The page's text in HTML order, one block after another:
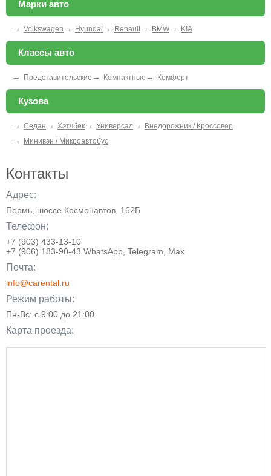
Марки авто
→ Volkswagen → Hyundai → Renault → BMW → KIA
Классы авто
→ Представительские → Компактные → Комфорт
Кузова
→ Седан → Хэтчбек → Универсал → Внедорожник / Кроссовер
→ Минивэн / Микроавтобус
Контакты
Адрес:
Пермь, шоссе Космонавтов, 162Б
Телефон:
+7 (903) 433-13-10
+7 (906) 183-90-43 WhatsApp, Telegram, Max
Почта:
info@carental.ru
Режим работы:
Пн-Вс: с 9:00 до 21:00
Карта проезда: